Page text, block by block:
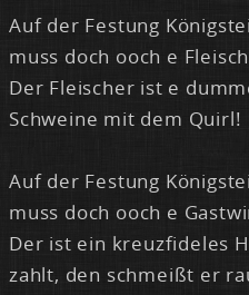
Auf der Fes­tung
muss doch ooch e
Der Flei­scher ist e
Schwei­ne mit dem Quirl!
Auf der Fes­tung
muss doch ooch e
Der ist ein kreuz­fi­de­les
zahlt, den schmei­ßt er